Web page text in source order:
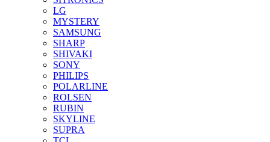
LG
MYSTERY
SAMSUNG
SHARP
SHIVAKI
SONY
PHILIPS
POLARLINE
ROLSEN
RUBIN
SKYLINE
SUPRA